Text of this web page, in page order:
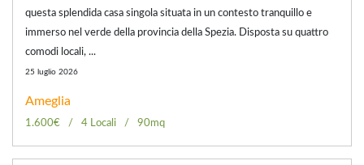
questa splendida casa singola situata in un contesto tranquillo e
immerso nel verde della provincia della Spezia. Disposta su quattro
comodi locali, ...
25 luglio 2026
Ameglia
1.600€ 4 Locali 90mq